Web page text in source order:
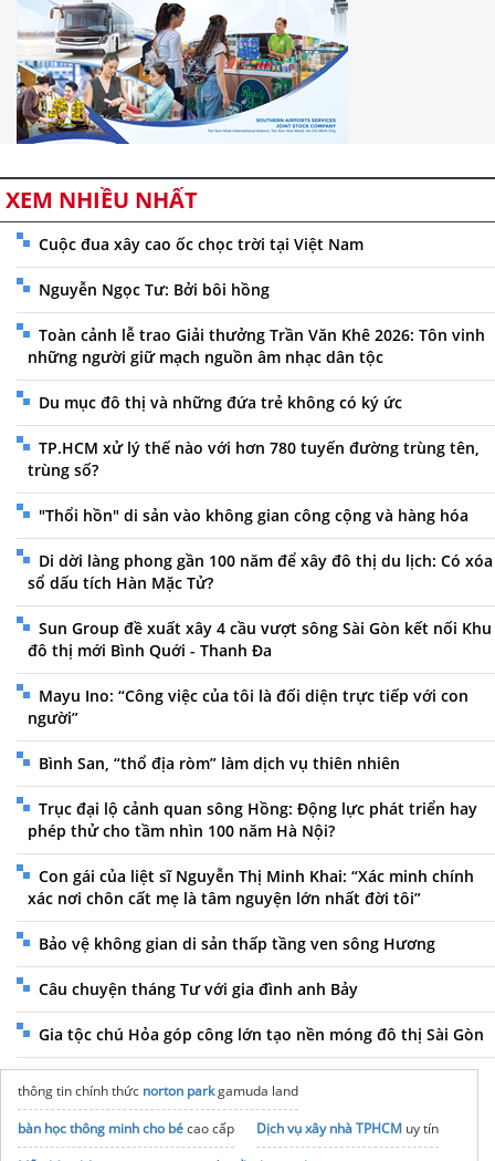
XEM NHIỀU NHẤT
Cuộc đua xây cao ốc chọc trời tại Việt Nam
Nguyễn Ngọc Tư: Bởi bôi hồng
Toàn cảnh lễ trao Giải thưởng Trần Văn Khê 2026: Tôn vinh
những người giữ mạch nguồn âm nhạc dân tộc
Du mục đô thị và những đứa trẻ không có ký ức
TP.HCM xử lý thế nào với hơn 780 tuyến đường trùng tên,
trùng số?
"Thổi hồn" di sản vào không gian công cộng và hàng hóa
Di dời làng phong gần 100 năm để xây đô thị du lịch: Có xóa
sổ dấu tích Hàn Mặc Tử?
Sun Group đề xuất xây 4 cầu vượt sông Sài Gòn kết nối Khu
đô thị mới Bình Quới - Thanh Đa
Mayu Ino: “Công việc của tôi là đối diện trực tiếp với con
người”
Bình San, “thổ địa ròm” làm dịch vụ thiên nhiên
Trục đại lộ cảnh quan sông Hồng: Động lực phát triển hay
phép thử cho tầm nhìn 100 năm Hà Nội?
Con gái của liệt sĩ Nguyễn Thị Minh Khai: “Xác minh chính
xác nơi chôn cất mẹ là tâm nguyện lớn nhất đời tôi”
Bảo vệ không gian di sản thấp tầng ven sông Hương
Câu chuyện tháng Tư với gia đình anh Bảy
Gia tộc chú Hỏa góp công lớn tạo nền móng đô thị Sài Gòn
thông tin chính thức norton parkgamuda land
bàn học thông minh cho bécao cấp Dịch vụ xây nhà TPHCM uy tín